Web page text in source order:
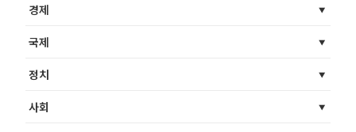
경제
국제
정치
사회